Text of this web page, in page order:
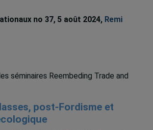
no 37, 5 août 2024, Remi
séminaires Reembeding Trade and
post-Fordisme et